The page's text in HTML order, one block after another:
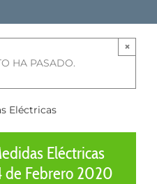
HA PASADO.
×
Eléctricas
de Febrero 2020